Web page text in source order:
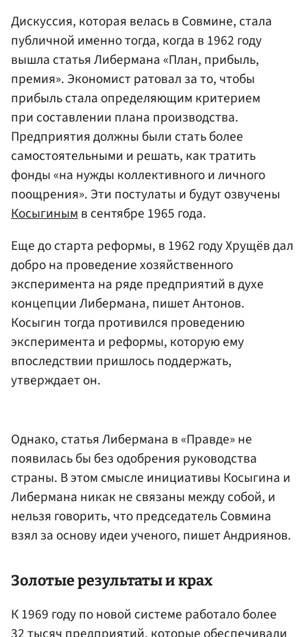
Дискуссия, которая велась в Совмине, стала
публичной именно тогда, когда в 1962 году
вышла статья Либермана «План, прибыль,
премия». Экономист ратовал за то, чтобы
прибыль стала определяющим критерием
при составлении плана производства.
Предприятия должны были стать более
самостоятельными и решать, как тратить
фонды «на нужды коллективного и личного
поощрения». Эти постулаты и будут озвучены
Косыгинымв сентябре 1965 года.
Еще до старта реформы, в 1962 году Хрущёв дал
добро на проведение хозяйственного
эксперимента на ряде предприятий в духе
концепции Либермана, пишет Антонов.
Косыгин тогда противился проведению
эксперимента и реформы, которую ему
впоследствии пришлось поддержать,
утверждает он.
Однако, статья Либермана в «Правде» не
появилась бы без одобрения руководства
страны. В этом смысле инициативы Косыгина и
Либермана никак не связаны между собой, и
нельзя говорить, что председатель Совмина
взял за основу идеи ученого, пишет Андриянов.
Золотые результаты и крах
К 1969 году по новой системе работало более